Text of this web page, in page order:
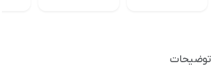
توضیحات